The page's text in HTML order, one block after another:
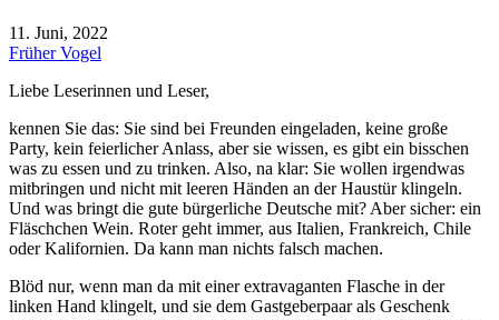
11. Juni, 2022
Früher Vogel
Liebe Leserinnen und Leser,
kennen Sie das: Sie sind bei Freunden eingeladen, keine große
Party, kein feierlicher Anlass, aber sie wissen, es gibt ein bisschen
was zu essen und zu trinken. Also, na klar: Sie wollen irgendwas
mitbringen und nicht mit leeren Händen an der Haustür klingeln.
Und was bringt die gute bürgerliche Deutsche mit? Aber sicher: ein
Fläschchen Wein. Roter geht immer, aus Italien, Frankreich, Chile
oder Kalifornien. Da kann man nichts falsch machen.
Blöd nur, wenn man da mit einer extravaganten Flasche in der
linken Hand klingelt, und sie dem Gastgeberpaar als Geschenk